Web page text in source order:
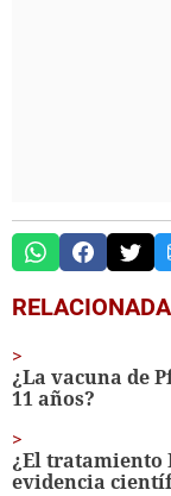
¿La vacuna de
11 años?
¿El tratamiento
evidencia